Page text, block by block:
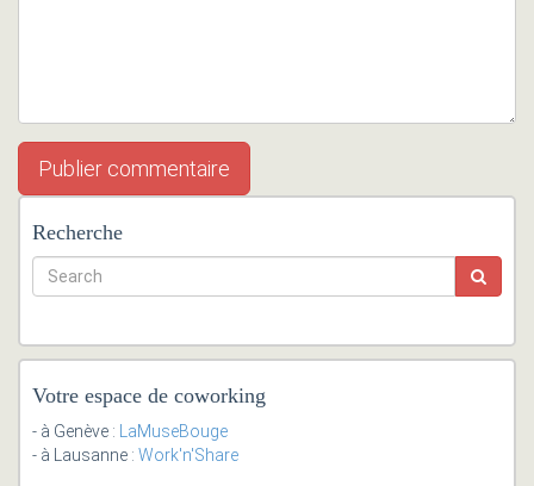
Recherche
Votre espace de coworking
- à Genève : LaMuseBouge
- à Lausanne : Work'n'Share